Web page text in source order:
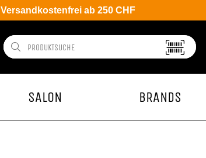
Versandkostenfrei ab 250 CHF
SALON BRANDS